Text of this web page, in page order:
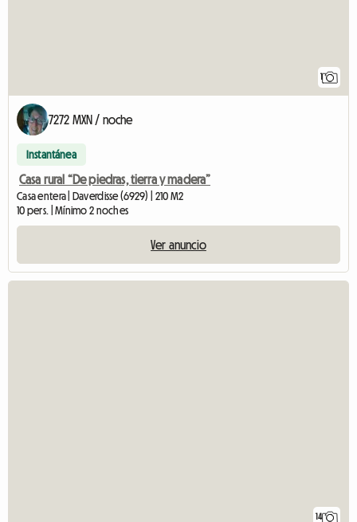
7272 MXN / noche
Instantánea
Casa rural “De piedras, tierra y madera”
Casa entera | Daverdisse (6929) | 210 M2
10 pers. | Mínimo 2 noches
Ver anuncio
14